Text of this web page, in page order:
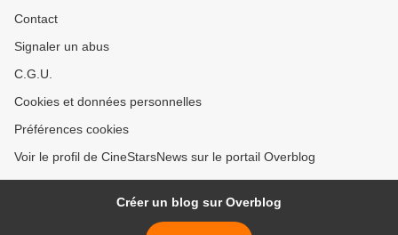
Contact
Signaler un abus
C.G.U.
Cookies et données personnelles
Préférences cookies
Voir le profil de CineStarsNews sur le portail Overblog
Créer un blog sur Overblog